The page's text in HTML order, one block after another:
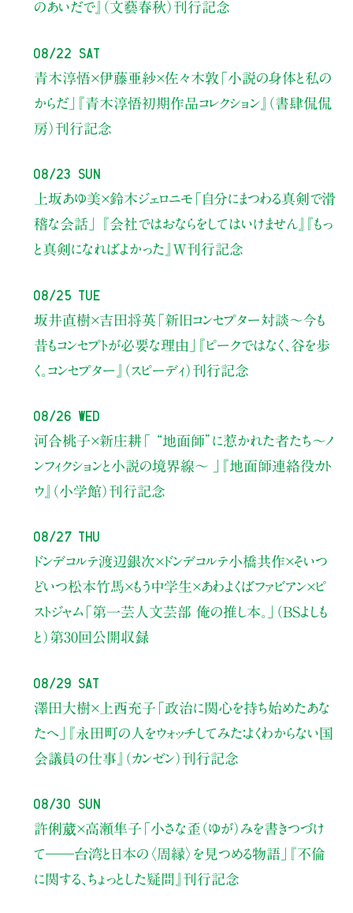
のあいだで』（文藝春秋）刊行記念
08/22 Sat
青木淳悟×伊藤亜紗×佐々木敦 「小説の身体と私の
からだ」
『青木淳悟初期作品コレクション』（書肆侃侃
房）刊行記念
08/23 Sun
上坂あゆ美×鈴木ジェロニモ 「自分にまつわる真剣で滑
稽な会話」
『会社ではおならをしてはいけません』『もっ
と真剣になればよかった』W刊行記念
08/25 Tue
坂井直樹×吉田将英「新旧コンセプター対談～今も
昔もコンセプトが必要な理由」
『ピークではなく、谷を歩
く。コンセプター』（スピーディ）刊行記念
08/26 Wed
河合桃子×新庄耕「 “地面師”に惹かれた者たち〜ノ
ンフィクションと小説の境界線〜 」
『地面師連絡役カト
ウ』（小学館）刊行記念
08/27 Thu
ドンデコルテ渡辺銀次×ドンデコルテ小橋共作×そいつ
どいつ松本竹馬×もう中学生×あわよくばファビアン×ピ
ストジャム「第一芸人文芸部 俺の推し本。」（BSよしも
と） 第30回公開収録
08/29 Sat
澤田大樹×上西充子 「政治に関心を持ち始めたあな
たへ」
『永田町の人をウォッチしてみた：よくわからない国
会議員の仕事』（カンゼン）刊行記念
08/30 Sun
許俐葳×高瀬隼子 「小さな歪（ゆが）みを書きつづけ
て――台湾と日本の〈周縁〉を見つめる物語」
『不倫
に関する、ちょっとした疑問』刊行記念